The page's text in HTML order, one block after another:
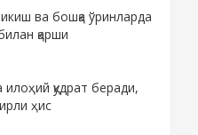
ва бошқа ўринларда
қарши
қудрат беради,
ҳис